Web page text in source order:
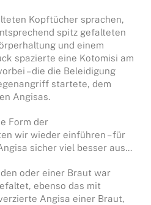
Kopftücher sprachen,
spitz gefalteten
und einem
spazierte eine Kotomisi am
– die die Beleidigung
startete, dem
Angisas.
Form der
wir wieder einführen – für
sicher viel besser aus…
oder einer Braut war
ebenso das mit
Angisa einer Braut,